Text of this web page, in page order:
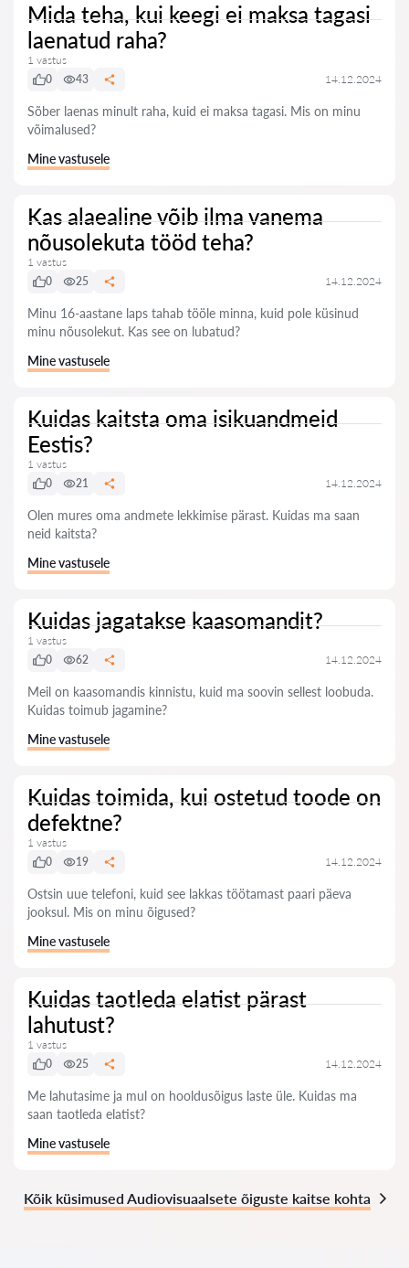
Mida teha, kui keegi ei maksa tagasi
laenatud raha?
1 vastus
0
43 14.12.2024
Sõber laenas minult raha, kuid ei maksa tagasi. Mis on minu
võimalused?
Mine vastusele
Kas alaealine võib ilma vanema
nõusolekuta tööd teha?
1 vastus
0
25 14.12.2024
Minu 16-aastane laps tahab tööle minna, kuid pole küsinud
minu nõusolekut. Kas see on lubatud?
Mine vastusele
Kuidas kaitsta oma isikuandmeid
Eestis?
1 vastus
0
21 14.12.2024
Olen mures oma andmete lekkimise pärast. Kuidas ma saan
neid kaitsta?
Mine vastusele
Kuidas jagatakse kaasomandit?
1 vastus
0
62 14.12.2024
Meil on kaasomandis kinnistu, kuid ma soovin sellest loobuda.
Kuidas toimub jagamine?
Mine vastusele
Kuidas toimida, kui ostetud toode on
defektne?
1 vastus
0
19 14.12.2024
Ostsin uue telefoni, kuid see lakkas töötamast paari päeva
jooksul. Mis on minu õigused?
Mine vastusele
Kuidas taotleda elatist pärast
lahutust?
1 vastus
0
25 14.12.2024
Me lahutasime ja mul on hooldusõigus laste üle. Kuidas ma
saan taotleda elatist?
Mine vastusele
Kõik küsimused Audiovisuaalsete õiguste kaitse kohta